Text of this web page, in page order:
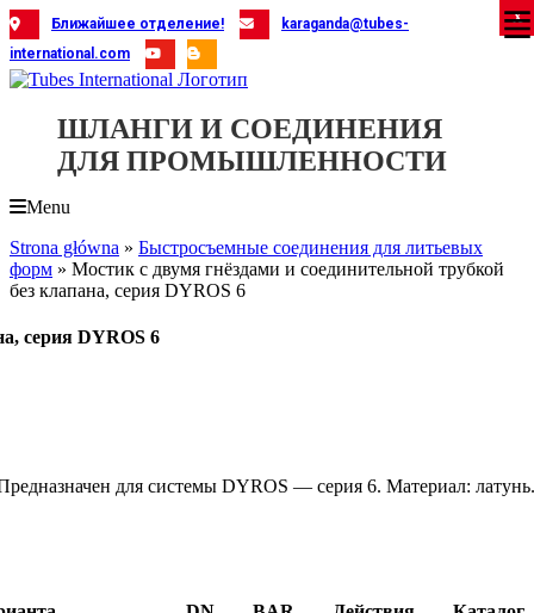
Skip
to
content
Ближайшее отделение!
karaganda@tubes-
international.com
ШЛАНГИ И СОЕДИНЕНИЯ
ДЛЯ ПРОМЫШЛЕННОСТИ
Menu
Strona główna » Быстросъемные соединения для литьевых
форм » Мостик с двумя гнёздами и соединительной трубкой
без клапана, серия DYROS 6
серия DYROS 6
для системы DYROS — серия 6. Материал:
X
X
X
X
X
X
X
X
X
X
X
X
X
X
X
X
X
X
X